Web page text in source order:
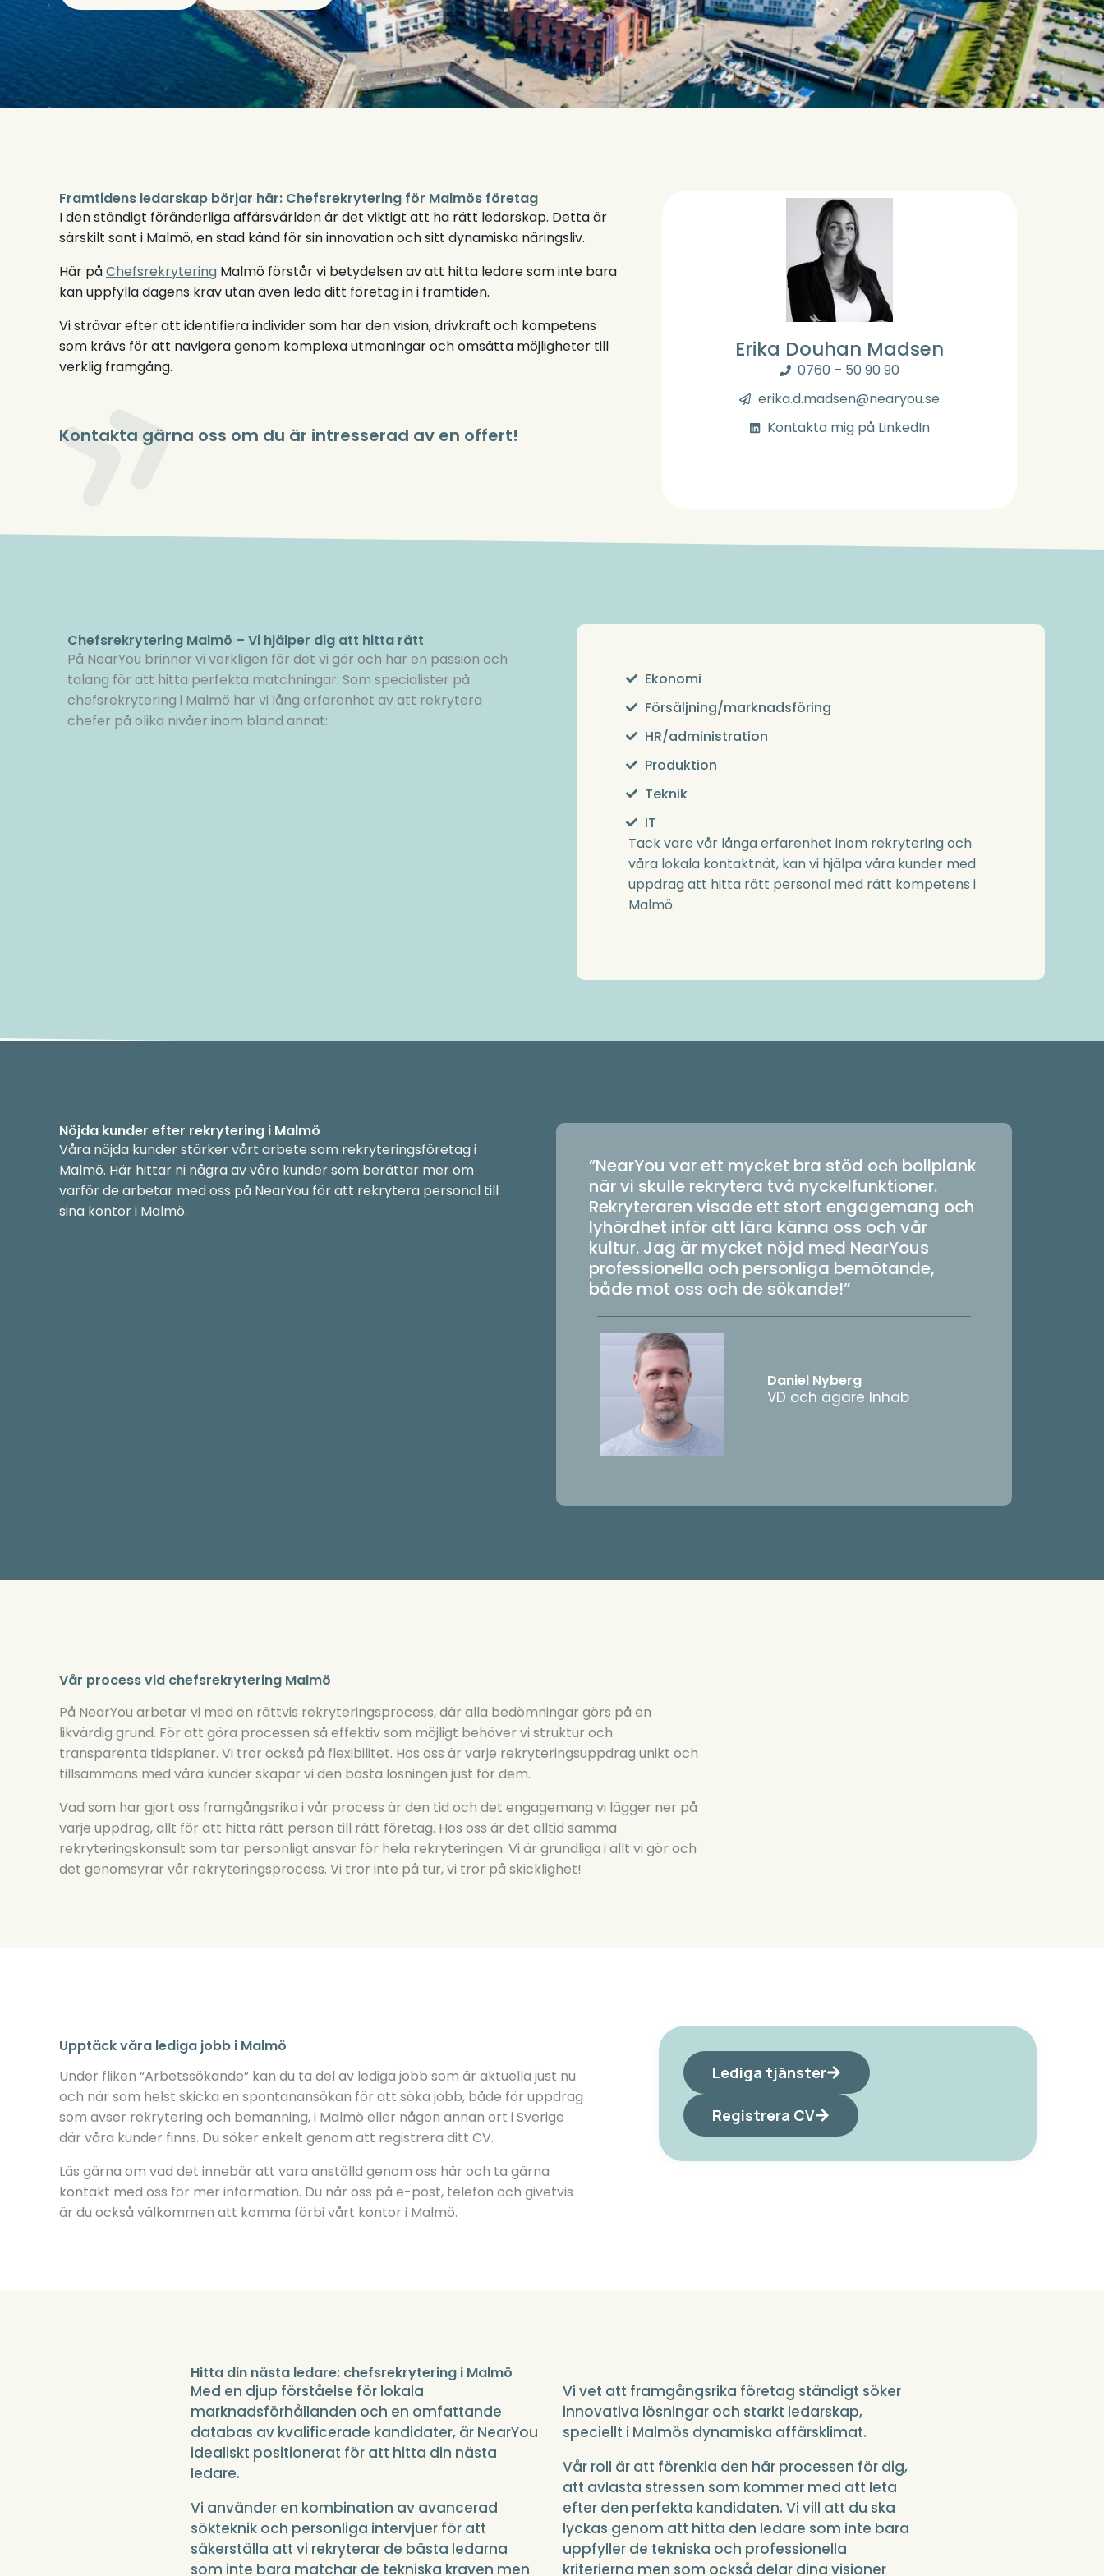
Framtidens ledarskap börjar här: Chefsrekrytering för Malmös företag
I den ständigt föränderliga affärsvärlden är det viktigt att ha rätt ledarskap. Detta är
särskilt sant i Malmö, en stad känd för sin innovation och sitt dynamiska näringsliv.
Här påChefsrekrytering Malmö förstår vi betydelsen av att hitta ledare som inte bara
kan uppfylla dagens krav utan även leda ditt företag in i framtiden.
Vi strävar efter att identifiera individer som har den vision, drivkraft och kompetens
som krävs för att navigera genom komplexa utmaningar och omsätta möjligheter till
verklig framgång.
Kontakta gärna oss om du är intresserad av en offert!
Erika Douhan Madsen
0760 – 50 90 90
erika.d.madsen@nearyou.se
Kontakta mig på LinkedIn
Chefsrekrytering Malmö – Vi hjälper dig att hitta rätt
På NearYou brinner vi verkligen för det vi gör och har en passion och
talang för att hitta perfekta matchningar. Som specialister på
chefsrekrytering i Malmö har vi lång erfarenhet av att rekrytera
chefer på olika nivåer inom bland annat:
Ekonomi
Försäljning/marknadsföring
HR/administration
Produktion
Teknik
IT
Tack vare vår långa erfarenhet inom rekrytering och
våra lokala kontaktnät, kan vi hjälpa våra kunder med
uppdrag att hitta rätt personal med rätt kompetens i
Malmö.
Nöjda kunder efter rekrytering i Malmö
Våra nöjda kunder stärker vårt arbete som rekryteringsföretag i
Malmö. Här hittar ni några av våra kunder som berättar mer om
varför de arbetar med oss på NearYou för att rekrytera personal till
sina kontor i Malmö.
”NearYou var ett mycket bra stöd och bollplank
när vi skulle rekrytera två nyckelfunktioner.
Rekryteraren visade ett stort engagemang och
lyhördhet inför att lära känna oss och vår
kultur. Jag är mycket nöjd med NearYous
professionella och personliga bemötande,
både mot oss och de sökande!”
Daniel Nyberg
VD och ägare Inhab
Vår process vid chefsrekrytering Malmö
På NearYou arbetar vi med en rättvis rekryteringsprocess, där alla bedömningar görs på en
likvärdig grund. För att göra processen så effektiv som möjligt behöver vi struktur och
transparenta tidsplaner. Vi tror också på flexibilitet. Hos oss är varje rekryteringsuppdrag unikt och
tillsammans med våra kunder skapar vi den bästa lösningen just för dem.
Vad som har gjort oss framgångsrika i vår process är den tid och det engagemang vi lägger ner på
varje uppdrag, allt för att hitta rätt person till rätt företag. Hos oss är det alltid samma
rekryteringskonsult som tar personligt ansvar för hela rekryteringen. Vi är grundliga i allt vi gör och
det genomsyrar vår rekryteringsprocess. Vi tror inte på tur, vi tror på skicklighet!
Upptäck våra lediga jobb i Malmö
Under fliken “Arbetssökande” kan du ta del av lediga jobb som är aktuella just nu
och när som helst skicka en spontanansökan för att söka jobb, både för uppdrag
som avser rekrytering och bemanning, i Malmö eller någon annan ort i Sverige
där våra kunder finns. Du söker enkelt genom att registrera ditt CV.
Läs gärna om vad det innebär att vara anställd genom oss här och ta gärna
kontakt med oss för mer information. Du når oss på e-post, telefon och givetvis
är du också välkommen att komma förbi vårt kontor i Malmö.
Lediga tjänster
Registrera CV
Hitta din nästa ledare: chefsrekrytering i Malmö
Med en djup förståelse för lokala
marknadsförhållanden och en omfattande
databas av kvalificerade kandidater, är NearYou
idealiskt positionerat för att hitta din nästa
ledare.
Vi använder en kombination av avancerad
sökteknik och personliga intervjuer för att
säkerställa att vi rekryterar de bästa ledarna
som inte bara matchar de tekniska kraven men
Vi vet att framgångsrika företag ständigt söker
innovativa lösningar och starkt ledarskap,
speciellt i Malmös dynamiska affärsklimat.
Vår roll är att förenkla den här processen för dig,
att avlasta stressen som kommer med att leta
efter den perfekta kandidaten. Vi vill att du ska
lyckas genom att hitta den ledare som inte bara
uppfyller de tekniska och professionella
kriterierna men som också delar dina visioner